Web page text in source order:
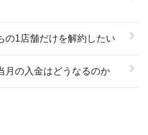
の1店舗だけを解約したい
月の入金はどうなるのか